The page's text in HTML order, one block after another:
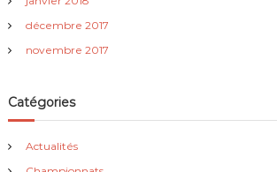
décembre 2017
novembre 2017
Catégories
Actualités